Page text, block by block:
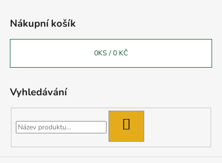
Nákupní košík
0KS / 0 KČ
Vyhledávání